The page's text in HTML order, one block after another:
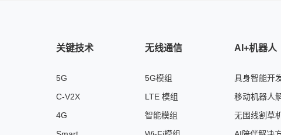
关键技术
5G
C-V2X
4G
无线通信
5G模组
LTE 模组
智能模组
AI+机器人
具身智能开
移动机器人
无围线割草